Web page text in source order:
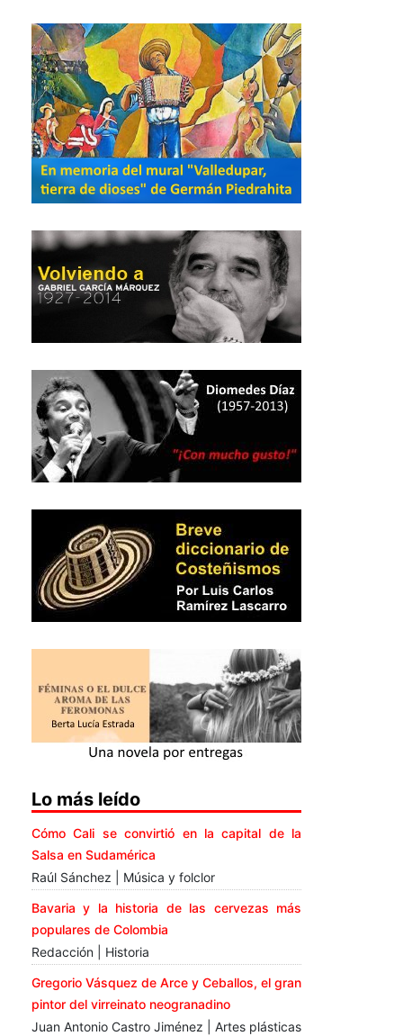
Lo más leído
Cómo Cali se convirtió en la capital de la
Salsa en Sudamérica
Raúl Sánchez | Música y folclor
Bavaria y la historia de las cervezas más
populares de Colombia
Redacción | Historia
Gregorio Vásquez de Arce y Ceballos, el gran
pintor del virreinato neogranadino
Juan Antonio Castro Jiménez | Artes plásticas